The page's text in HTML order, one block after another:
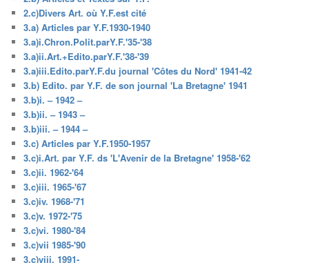
2.c)Divers Art. où Y.F.est cité
3.a) Articles par Y.F.1930-1940
3.a)i.Chron.Polit.parY.F.'35-'38
3.a)ii.Art.+Edito.parY.F.'38-'39
3.a)iii.Edito.parY.F.du journal 'Côtes du Nord' 1941-42
3.b) Edito. par Y.F. de son journal 'La Bretagne' 1941
3.b)i. – 1942 –
3.b)ii. – 1943 –
3.b)iii. – 1944 –
3.c) Articles par Y.F.1950-1957
3.c)i.Art. par Y.F. ds 'L'Avenir de la Bretagne' 1958-'62
3.c)ii. 1962-'64
3.c)iii. 1965-'67
3.c)iv. 1968-'71
3.c)v. 1972-'75
3.c)vi. 1980-'84
3.c)vii 1985-'90
3.c)viii. 1991-